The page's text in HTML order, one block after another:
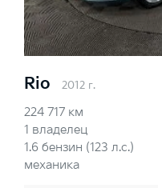
Rio 2012 г.
224 717 км
1 владелец
1.6 бензин (123 л.с.)
механика